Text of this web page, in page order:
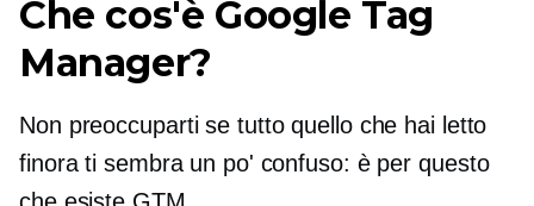
Che cos'è Google Tag
Manager?
Non preoccuparti se tutto quello che hai letto
finora ti sembra un po' confuso: è per questo